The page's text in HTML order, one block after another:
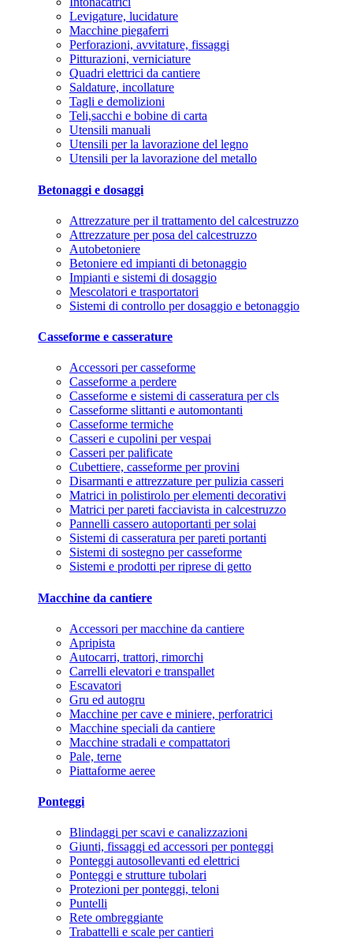
Levigature, lucidature
Macchine piegaferri
Perforazioni, avvitature, fissaggi
Pitturazioni, verniciature
Quadri elettrici da cantiere
Saldature, incollature
Tagli e demolizioni
Teli,sacchi e bobine di carta
Utensili manuali
Utensili per la lavorazione del legno
Utensili per la lavorazione del metallo
Betonaggi e dosaggi
Attrezzature per il trattamento del calcestruzzo
Attrezzature per posa del calcestruzzo
Autobetoniere
Betoniere ed impianti di betonaggio
Impianti e sistemi di dosaggio
Mescolatori e trasportatori
Sistemi di controllo per dosaggio e betonaggio
Casseforme e casserature
Accessori per casseforme
Casseforme a perdere
Casseforme e sistemi di casseratura per cls
Casseforme slittanti e automontanti
Casseforme termiche
Casseri e cupolini per vespai
Casseri per palificate
Cubettiere, casseforme per provini
Disarmanti e attrezzature per pulizia casseri
Matrici in polistirolo per elementi decorativi
Matrici per pareti facciavista in calcestruzzo
Pannelli cassero autoportanti per solai
Sistemi di casseratura per pareti portanti
Sistemi di sostegno per casseforme
Sistemi e prodotti per riprese di getto
Macchine da cantiere
Accessori per macchine da cantiere
Apripista
Autocarri, trattori, rimorchi
Carrelli elevatori e transpallet
Escavatori
Gru ed autogru
Macchine per cave e miniere, perforatrici
Macchine speciali da cantiere
Macchine stradali e compattatori
Pale, terne
Piattaforme aeree
Ponteggi
Blindaggi per scavi e canalizzazioni
Giunti, fissaggi ed accessori per ponteggi
Ponteggi autosollevanti ed elettrici
Ponteggi e strutture tubolari
Protezioni per ponteggi, teloni
Puntelli
Rete ombreggiante
Trabattelli e scale per cantieri